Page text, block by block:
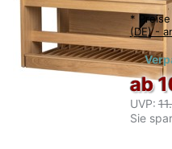
*
(DE) -
ab
UVP:
Sie